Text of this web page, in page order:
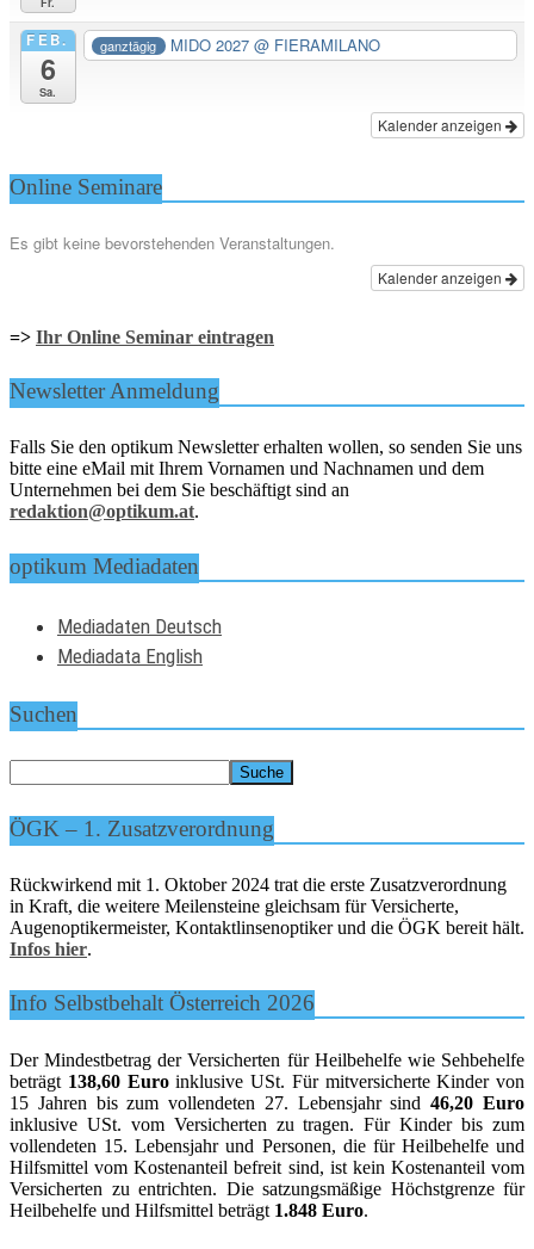
FEB.
6
Sa.
ganztägig MIDO 2027@ FIERAMILANO
Kalender anzeigen
Online Seminare
Es gibt keine bevorstehenden Veranstaltungen.
Kalender anzeigen
=> Ihr Online Seminar eintragen
Newsletter Anmeldung
Falls Sie den optikum Newsletter erhalten wollen, so senden Sie uns
bitte eine eMail mit Ihrem Vornamen und Nachnamen und dem
Unternehmen bei dem Sie beschäftigt sind an
redaktion@optikum.at.
optikum Mediadaten
Mediadaten Deutsch
Mediadata English
Suchen
ÖGK – 1. Zusatzverordnung
Rückwirkend mit 1. Oktober 2024 trat die erste Zusatzverordnung
in Kraft, die weitere Meilensteine gleichsam für Versicherte,
Augenoptikermeister, Kontaktlinsenoptiker und die ÖGK bereit hält.
Infos hier.
Info Selbstbehalt Österreich 2026
Der Mindestbetrag der Versicherten für Heilbehelfe wie Sehbehelfe
beträgt 138,60 Euroinklusive USt. Für mitversicherte Kinder von
15 Jahren bis zum vollendeten 27. Lebensjahr sind46,20 Euro
inklusive USt. vom Versicherten zu tragen. Für Kinder bis zum
vollendeten 15. Lebensjahr und Personen, die für Heilbehelfe und
Hilfsmittel vom Kostenanteil befreit sind, ist kein Kostenanteil vom
Versicherten zu entrichten. Die satzungsmäßige Höchstgrenze für
Heilbehelfe und Hilfsmittel beträgt 1.848 Euro.